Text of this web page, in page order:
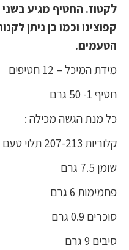
לקטוז. החטיף מגיע
קפוצינו וכמו כן ניתן
הטעמים.
מידת המיכל – 12 חטיפים
חטיף 1- 50 גרם
כל מנת הגשה מכילה :
קלוריות 207-213 תלוי טעם
שומן 7.5 גרם
פחמימות 6 גרם
סוכרים 0.9 גרם
סיבים 9 גרם